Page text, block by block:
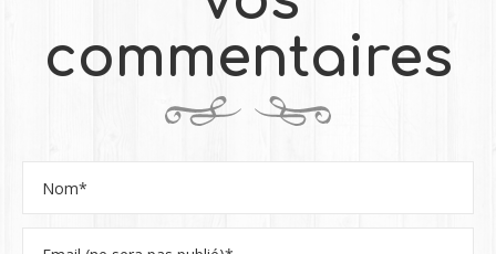
commentaires